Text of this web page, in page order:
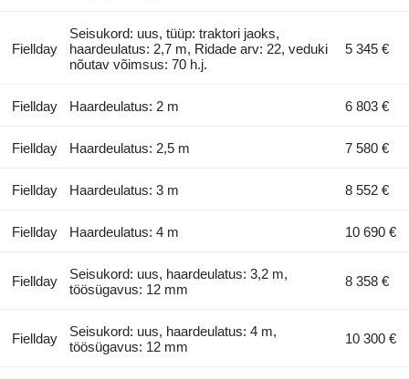
Fiellday
Seisukord: uus, tüüp: traktori jaoks,
haardeulatus: 2,7 m, Ridade arv: 22, veduki
nõutav võimsus: 70 h.j.
5 345 €
Fiellday Haardeulatus: 2 m 6 803 €
Fiellday Haardeulatus: 2,5 m 7 580 €
Fiellday Haardeulatus: 3 m 8 552 €
Fiellday Haardeulatus: 4 m 10 690 €
Fiellday
Seisukord: uus, haardeulatus: 3,2 m,
töösügavus: 12 mm
8 358 €
Fiellday
Seisukord: uus, haardeulatus: 4 m,
töösügavus: 12 mm
10 300 €